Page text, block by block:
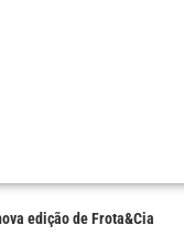
edição de Frota&Cia